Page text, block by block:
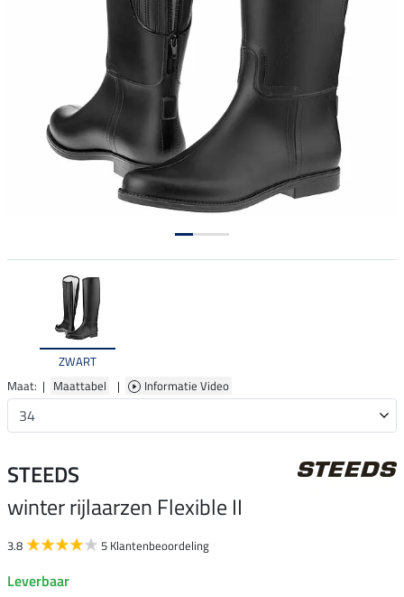
ZWART
Maat: | Maattabel | Informatie Video
STEEDS
winter rijlaarzen Flexible II
3.8 5 Klantenbeoordeling
Leverbaar